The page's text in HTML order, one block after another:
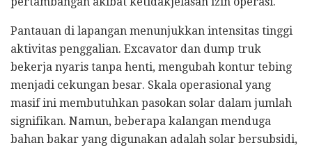
Pantauan di lapangan menunjukkan intensitas tinggi
aktivitas penggalian. Excavator dan dump truk
bekerja nyaris tanpa henti, mengubah kontur tebing
menjadi cekungan besar. Skala operasional yang
masif ini membutuhkan pasokan solar dalam jumlah
signifikan. Namun, beberapa kalangan menduga
bahan bakar yang digunakan adalah solar bersubsidi,